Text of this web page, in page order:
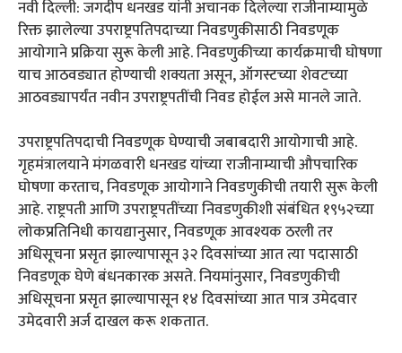
नवी दिल्ली: जगदीप धनखड यांनी अचानक दिलेल्या राजीनाम्यामुळे
रिक्त झालेल्या उपराष्ट्रपतिपदाच्या निवडणुकीसाठी निवडणूक
आयोगाने प्रक्रिया सुरू केली आहे. निवडणुकीच्या कार्यक्रमाची घोषणा
याच आठवड्यात होण्याची शक्यता असून, ऑगस्टच्या शेवटच्या
आठवड्यापर्यंत नवीन उपराष्ट्रपतींची निवड होईल असे मानले जाते.
उपराष्ट्रपतिपदाची निवडणूक घेण्याची जबाबदारी आयोगाची आहे.
गृहमंत्रालयाने मंगळवारी धनखड यांच्या राजीनाम्याची औपचारिक
घोषणा करताच, निवडणूक आयोगाने निवडणुकीची तयारी सुरू केली
आहे. राष्ट्रपती आणि उपराष्ट्रपतींच्या निवडणुकीशी संबंधित १९५२च्या
लोकप्रतिनिधी कायद्यानुसार, निवडणूक आवश्यक ठरली तर
अधिसूचना प्रसृत झाल्यापासून ३२ दिवसांच्या आत त्या पदासाठी
निवडणूक घेणे बंधनकारक असते. नियमांनुसार, निवडणुकीची
अधिसूचना प्रसृत झाल्यापासून १४ दिवसांच्या आत पात्र उमेदवार
उमेदवारी अर्ज दाखल करू शकतात.